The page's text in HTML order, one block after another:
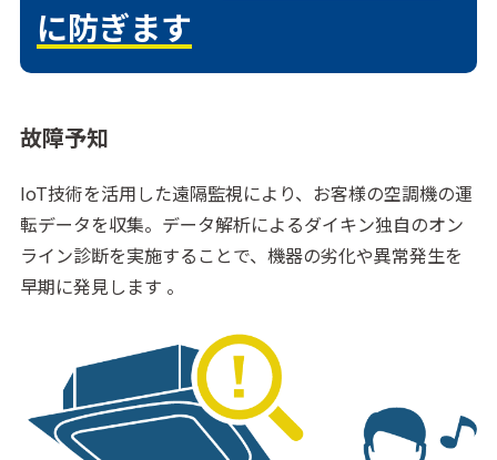
に防ぎます
故障予知
IoT技術を活用した遠隔監視により、お客様の空調機の運
転データを収集。データ解析によるダイキン独自のオン
ライン診断を実施することで、機器の劣化や異常発生を
早期に発見します 。